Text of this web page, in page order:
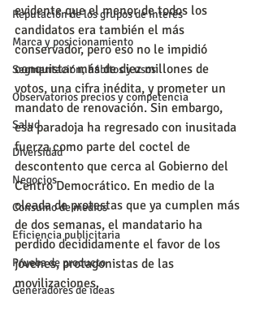
Reputación de los grupos de interés
Marca y posicionamiento
Segmentación, hábitos y usos
Observatorios precios y competencia
Salud
Diversidad
Negocios
Consumo de medios
Eficiencia publicitaria
Prueba de producto
Generadores de ideas
evidente que el menor de todos los
candidatos era también el más
conservador, pero eso no le impidió
conquistar más de diez millones de
votos, una cifra inédita, y prometer un
mandato de renovación. Sin embargo,
esa paradoja ha regresado con inusitada
fuerza como parte del coctel de
descontento que cerca al Gobierno del
Centro Democrático. En medio de la
oleada de protestas que ya cumplen más
de dos semanas, el mandatario ha
perdido decididamente el favor de los
jóvenes, protagonistas de las
movilizaciones.